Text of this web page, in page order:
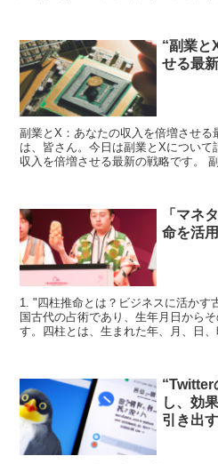
“副業と
せる最
副業とX：あなたの収入を倍増させ
は、皆さん。今日は副業とXについ
収入を倍増させる最新の戦略です。
「マネ
命を活
1. "四柱推命とは？ビジネスに活かす
国古代の占術であり、生年月日から
す。四柱とは、生まれた年、月、日
“Twitter
し、効
引き出